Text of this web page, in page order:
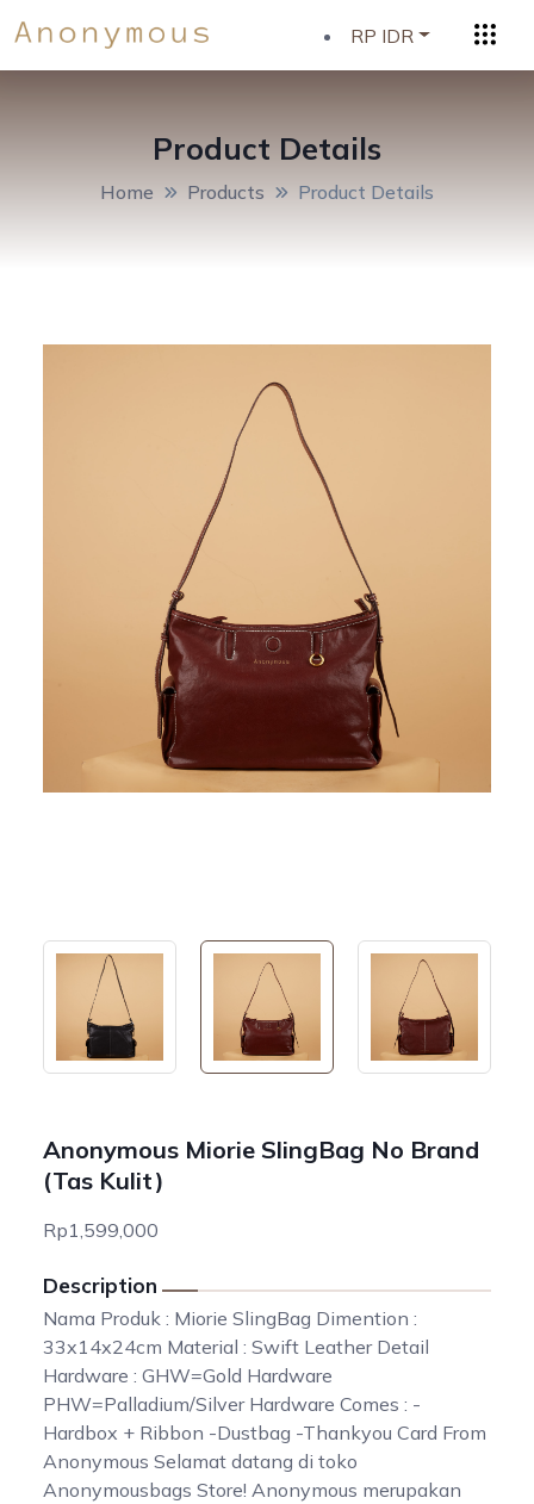
RP IDR
Product Details
Home Products Product Details
Anonymous Miorie SlingBag No Brand
(Tas Kulit)
Rp1,599,000
Description
Nama Produk : Miorie SlingBag Dimention :
33x14x24cm Material : Swift Leather Detail
Hardware : GHW=Gold Hardware
PHW=Palladium/Silver Hardware Comes : -
Hardbox + Ribbon -Dustbag -Thankyou Card From
Anonymous Selamat datang di toko
Anonymousbags Store! Anonymous merupakan